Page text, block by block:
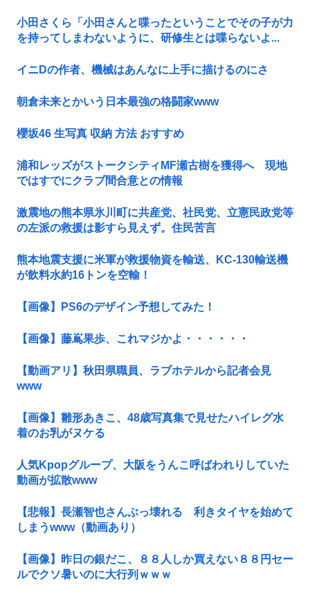
小田さくら「小田さんと喋ったということでその子が力
を持ってしまわないように、研修生とは喋らないよ...
イニDの作者、機械はあんなに上手に描けるのにさ
朝倉未来とかいう日本最強の格闘家www
櫻坂46 生写真 収納 方法 おすすめ
浦和レッズがストークシティMF瀬古樹を獲得へ 現地
ではすでにクラブ間合意との情報
激震地の熊本県氷川町に共産党、社民党、立憲民政党等
の左派の救援は影すら見えず。住民苦言
熊本地震支援に米軍が救援物資を輸送、KC-130輸送機
が飲料水約16トンを空輸！
【画像】PS6のデザイン予想してみた！
【画像】藤嶌果歩、これマジかよ・・・・・・
【動画アリ】秋田県職員、ラブホテルから記者会見
www
【画像】雛形あきこ、48歳写真集で見せたハイレグ水
着のお乳がヌケる
人気Kpopグループ、大阪をうんこ呼ばわれりしていた
動画が拡散www
【悲報】長瀬智也さんぶっ壊れる 利きタイヤを始めて
しまうwww（動画あり）
【画像】昨日の銀だこ、８８人しか買えない８８円セー
ルでクソ暑いのに大行列ｗｗｗ